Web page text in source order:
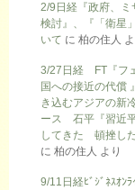
2/9日経『政府、
検討』、『「衛星
いて に 柏の住人
3/27日経 FT『フ
国への接近の代償
き込むアジアの新
ース 石平『習近
してきた 頓挫し
に 柏の住人 より
9/11日経ﾋﾞｼﾞﾈｽｵ